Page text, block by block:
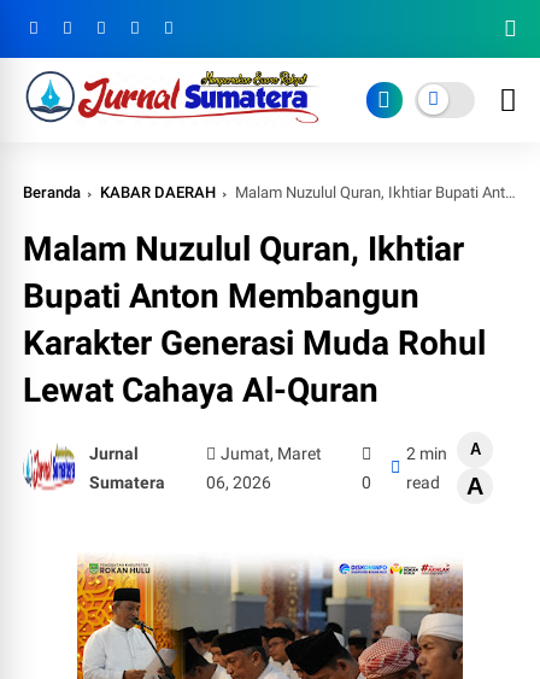
Beranda KABAR DAERAH Malam Nuzulul Quran, Ikhtiar Bupati Anton Membangun Karakter Generasi Muda Rohul Lewat Cahaya Al-Quran
Malam Nuzulul Quran, Ikhtiar
Bupati Anton Membangun
Karakter Generasi Muda Rohul
Lewat Cahaya Al-Quran
Jurnal
Sumatera
Jumat, Maret
06, 2026
0
2 min
read
A
A